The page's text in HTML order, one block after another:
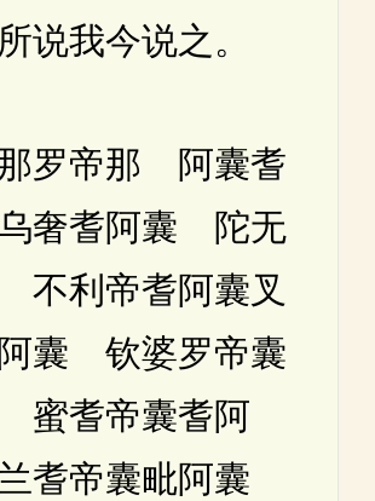
说我今说之。
帝那 阿囊耆
奢耆阿囊 陀无
不利帝耆阿囊叉
囊 钦婆罗帝囊
蜜耆帝囊耆阿
耆帝囊毗阿囊